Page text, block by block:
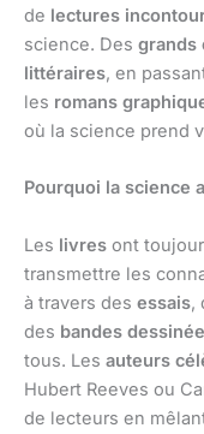
de lectures
science. Des grands
littéraires, en
les romans
où la science prend
Pourquoi la science
Les livres ont
transmettre les
à travers des essais,
des bandes
tous. Les auteurs
Hubert Reeves ou
de lecteurs en